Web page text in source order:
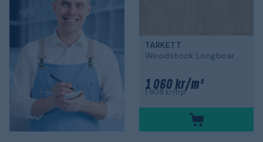
TARKETT
Woodstock Longboards
1 060 kr/m²
1 908 kr/frp